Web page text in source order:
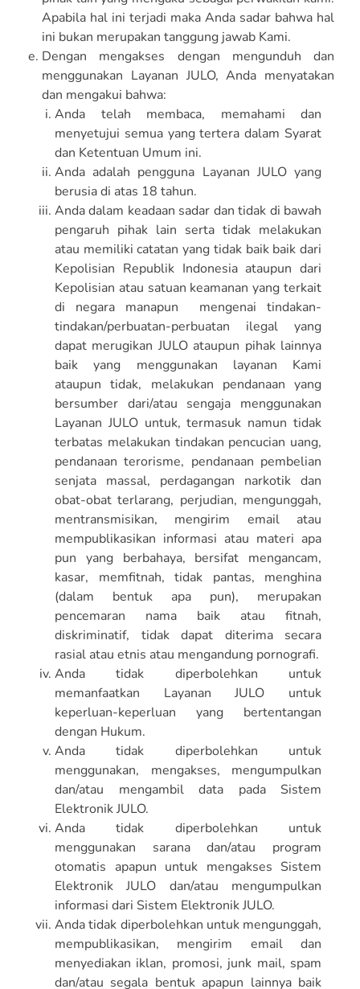
Apabila hal ini terjadi maka Anda sadar bahwa hal
ini bukan merupakan tanggung jawab Kami.
Dengan mengakses dengan mengunduh dan
menggunakan Layanan JULO, Anda menyatakan
dan mengakui bahwa:
Anda telah membaca, memahami dan
menyetujui semua yang tertera dalam Syarat
dan Ketentuan Umum ini.
Anda adalah pengguna Layanan JULO yang
berusia di atas 18 tahun.
Anda dalam keadaan sadar dan tidak di bawah
pengaruh pihak lain serta tidak melakukan
atau memiliki catatan yang tidak baik baik dari
Kepolisian Republik Indonesia ataupun dari
Kepolisian atau satuan keamanan yang terkait
di negara manapun mengenai tindakan-
tindakan/perbuatan-perbuatan ilegal yang
dapat merugikan JULO ataupun pihak lainnya
baik yang menggunakan layanan Kami
ataupun tidak, melakukan pendanaan yang
bersumber dari/atau sengaja menggunakan
Layanan JULO untuk, termasuk namun tidak
terbatas melakukan tindakan pencucian uang,
pendanaan terorisme, pendanaan pembelian
senjata massal, perdagangan narkotik dan
obat-obat terlarang, perjudian, mengunggah,
mentransmisikan, mengirim email atau
mempublikasikan informasi atau materi apa
pun yang berbahaya, bersifat mengancam,
kasar, memfitnah, tidak pantas, menghina
(dalam bentuk apa pun), merupakan
pencemaran nama baik atau fitnah,
diskriminatif, tidak dapat diterima secara
rasial atau etnis atau mengandung pornografi.
Anda tidak diperbolehkan untuk
memanfaatkan Layanan JULO untuk
keperluan-keperluan yang bertentangan
dengan Hukum.
Anda tidak diperbolehkan untuk
menggunakan, mengakses, mengumpulkan
dan/atau mengambil data pada Sistem
Elektronik JULO.
Anda tidak diperbolehkan untuk
menggunakan sarana dan/atau program
otomatis apapun untuk mengakses Sistem
Elektronik JULO dan/atau mengumpulkan
informasi dari Sistem Elektronik JULO.
Anda tidak diperbolehkan untuk mengunggah,
mempublikasikan, mengirim email dan
menyediakan iklan, promosi, junk mail, spam
dan/atau segala bentuk apapun lainnya baik